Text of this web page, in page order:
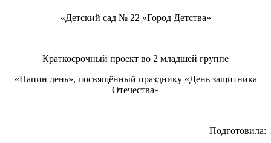
«Детский сад № 22 «Город Детства»
Краткосрочный проект во 2 младшей группе
«Папин день», посвящённый празднику «День защитника
Отечества»
Подготовила: